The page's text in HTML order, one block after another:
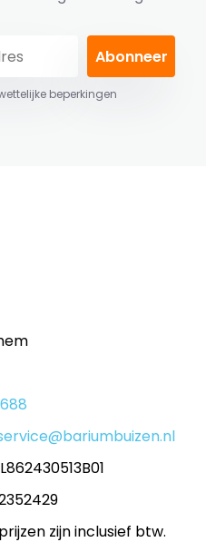
Abonneer
beperkingen
zijn inclusief btw.